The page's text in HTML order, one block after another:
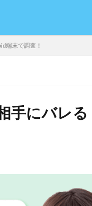
端末で調査！
手にバレ